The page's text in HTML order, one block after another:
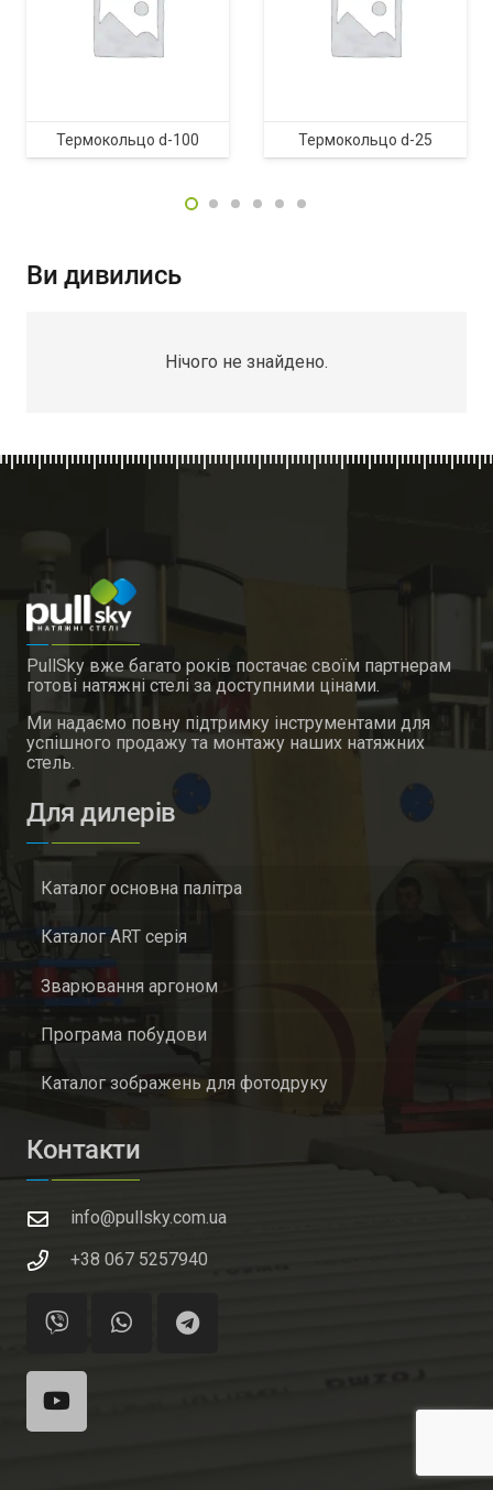
Термокольцо d-100 Термокольцо d-25
Ви дивились
Нічого не знайдено.
PullSky вже багато років постачає своїм партнерам
готові натяжні стелі за доступними цінами.
Ми надаємо повну підтримку інструментами для
успішного продажу та монтажу наших натяжних
стель.
Для дилерів
Каталог основна палітра
Каталог ART серія
Зварювання аргоном
Програма побудови
Каталог зображень для фотодруку
Контакти
info@pullsky.com.ua
+38 067 5257940